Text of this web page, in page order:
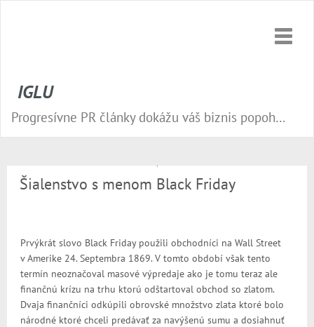
Toggle
IGLU
Progresívne PR články dokážu váš biznis popohnať vesmírnou rýchlosťou vpred. Nepremeškajte tú správnu príležitosť a publikujte na našom webe.
Šialenstvo s menom Black Friday
Prvýkrát slovo Black Friday použili obchodníci na Wall Street
v Amerike 24. Septembra 1869. V tomto období však tento
termín neoznačoval masové výpredaje ako je tomu teraz ale
finančnú krízu na trhu ktorú odštartoval obchod so zlatom.
Dvaja finančníci odkúpili obrovské množstvo zlata ktoré bolo
národné ktoré chceli predávať za navýšenú sumu a dosiahnuť